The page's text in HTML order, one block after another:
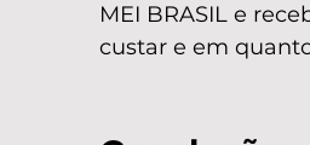
MEI BRASIL e
custar e em